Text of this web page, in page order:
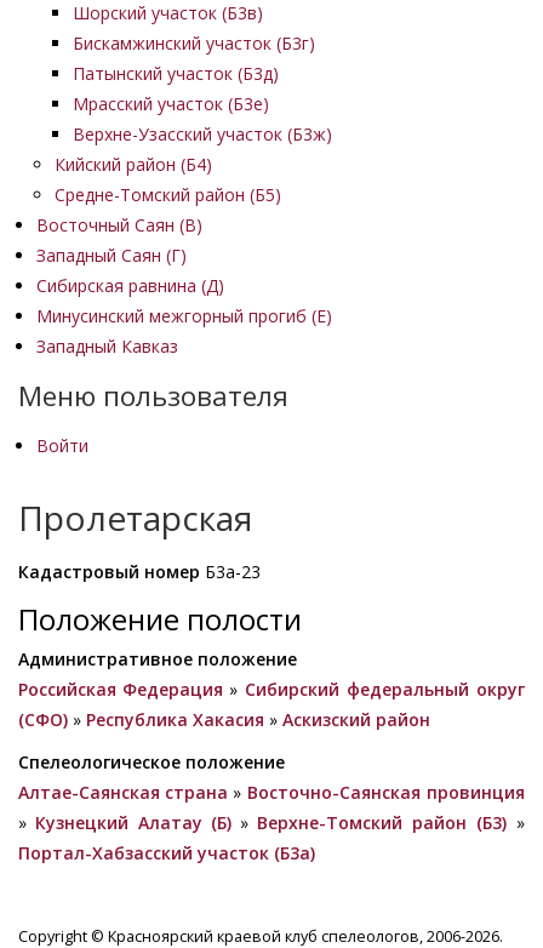
Шорский участок (Б3в)
Бискамжинский участок (Б3г)
Патынский участок (Б3д)
Мрасский участок (Б3е)
Верхне-Узасский участок (Б3ж)
Кийский район (Б4)
Средне-Томский район (Б5)
Восточный Саян (B)
Западный Саян (Г)
Сибирская равнина (Д)
Минусинский межгорный прогиб (Е)
Западный Кавказ
Меню пользователя
Войти
Пролетарская
Кадастровый номер Б3а-23
Положение полости
Административное положение
Российская Федерация » Сибирский федеральный округ
(СФО) » Республика Хакасия » Аскизский район
Спелеологическое положение
Алтае-Саянская страна » Восточно-Саянская провинция
» Кузнецкий Алатау (Б) » Верхне-Томский район (Б3) »
Портал-Хабзасский участок (Б3а)
Copyright © Красноярский краевой клуб спелеологов, 2006-2026.